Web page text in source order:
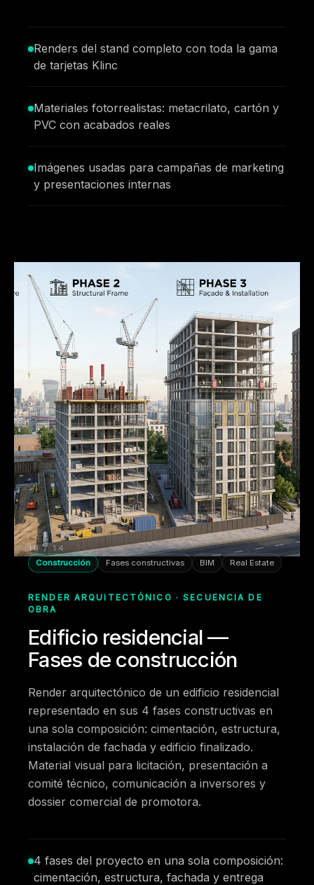
Renders del stand completo con toda la gama
de tarjetas Klinc
Materiales fotorrealistas: metacrilato, cartón y
PVC con acabados reales
Imágenes usadas para campañas de marketing
y presentaciones internas
10 / 14
Construcción
Fases constructivas BIM Real Estate
RENDER ARQUITECTÓNICO · SECUENCIA DE
OBRA
Edificio residencial —
Fases de construcción
Render arquitectónico de un edificio residencial
representado en sus 4 fases constructivas en
una sola composición: cimentación, estructura,
instalación de fachada y edificio finalizado.
Material visual para licitación, presentación a
comité técnico, comunicación a inversores y
dossier comercial de promotora.
4 fases del proyecto en una sola composición:
cimentación, estructura, fachada y entrega